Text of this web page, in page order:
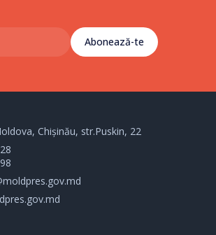
Abonează-te
Chișinău, str.Puskin, 22